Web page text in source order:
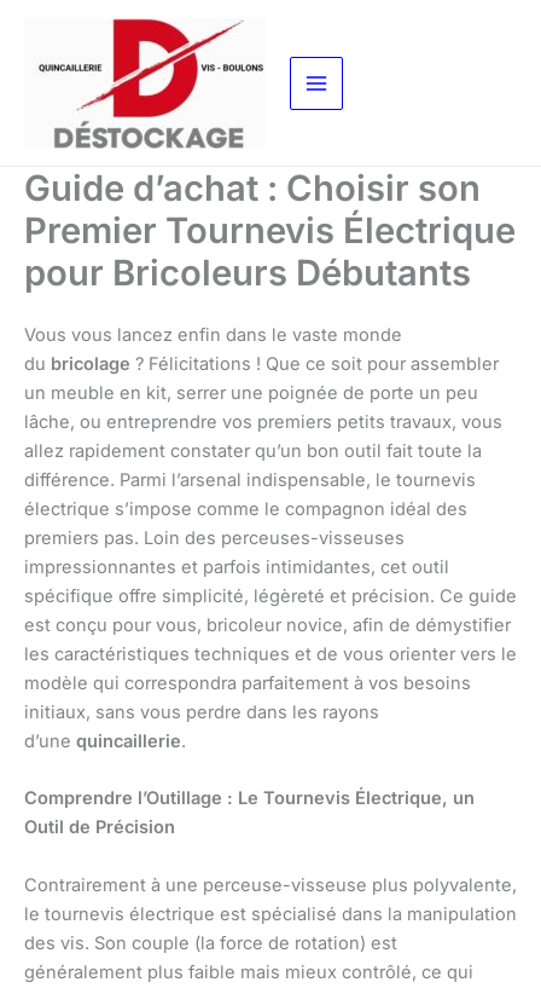
contenu
Guide d’achat : Choisir son
Premier Tournevis Électrique
pour Bricoleurs Débutants
Vous vous lancez enfin dans le vaste monde
du bricolage ? Félicitations ! Que ce soit pour assembler
un meuble en kit, serrer une poignée de porte un peu
lâche, ou entreprendre vos premiers petits travaux, vous
allez rapidement constater qu’un bon outil fait toute la
différence. Parmi l’arsenal indispensable, le tournevis
électrique s’impose comme le compagnon idéal des
premiers pas. Loin des perceuses-visseuses
impressionnantes et parfois intimidantes, cet outil
spécifique offre simplicité, légèreté et précision. Ce guide
est conçu pour vous, bricoleur novice, afin de démystifier
les caractéristiques techniques et de vous orienter vers le
modèle qui correspondra parfaitement à vos besoins
initiaux, sans vous perdre dans les rayons
d’une quincaillerie.
Comprendre l’Outillage : Le Tournevis Électrique, un
Outil de Précision
Contrairement à une perceuse-visseuse plus polyvalente,
le tournevis électrique est spécialisé dans la manipulation
des vis. Son couple (la force de rotation) est
généralement plus faible mais mieux contrôlé, ce qui